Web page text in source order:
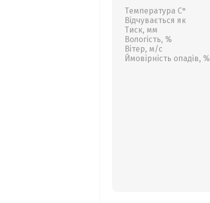
Температура С°
Відчувається як
Тиск, мм
Вологість, %
Вітер, м/с
Ймовірність опадів, %